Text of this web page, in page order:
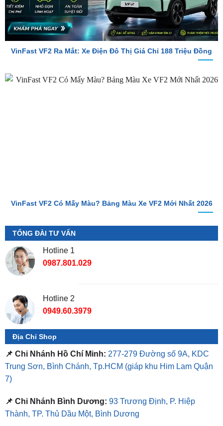
VinFast VF2 Ra Mắt: Xe Điện Đô Thị Giá Chỉ 188 Triệu Đồng
TỔNG ĐÀI TƯ VẤN
Hotline 1
0987.801.029
Địa Chỉ Shop
📌 Chi Nhánh Hồ Chí Minh: 277-279 Đường số 9A, KDC
Trung Sơn, Bình Chánh, Tp.HCM
7)
📌 Chi Nhánh Bình Dương:
⏰ Mở Cửa 08h - 18h